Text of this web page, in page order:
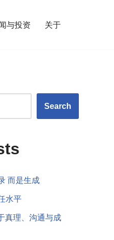
与投资 关于
Search
而是生成
水平
真理、沟通与成